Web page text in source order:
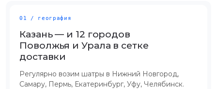
01 / география
Казань — и 12 городов
Поволжья и Урала в сетке
доставки
Регулярно возим шатры в Нижний Новгород,
Самару, Пермь, Екатеринбург, Уфу, Челябинск.